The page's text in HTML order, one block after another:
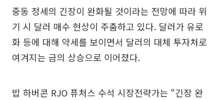
중동 정세의 긴장이 완화될 것이라는 전망에 따라 위
기 시 달러 매수 현상이 주춤하고 있다. 달러가 유로
화 등에 대해 약세를 보이면서 달러의 대체 투자처로
여겨지는 금의 상승으로 이어졌다.
밥 하버콘 RJO 퓨처스 수석 시장전략가는 “긴장 완